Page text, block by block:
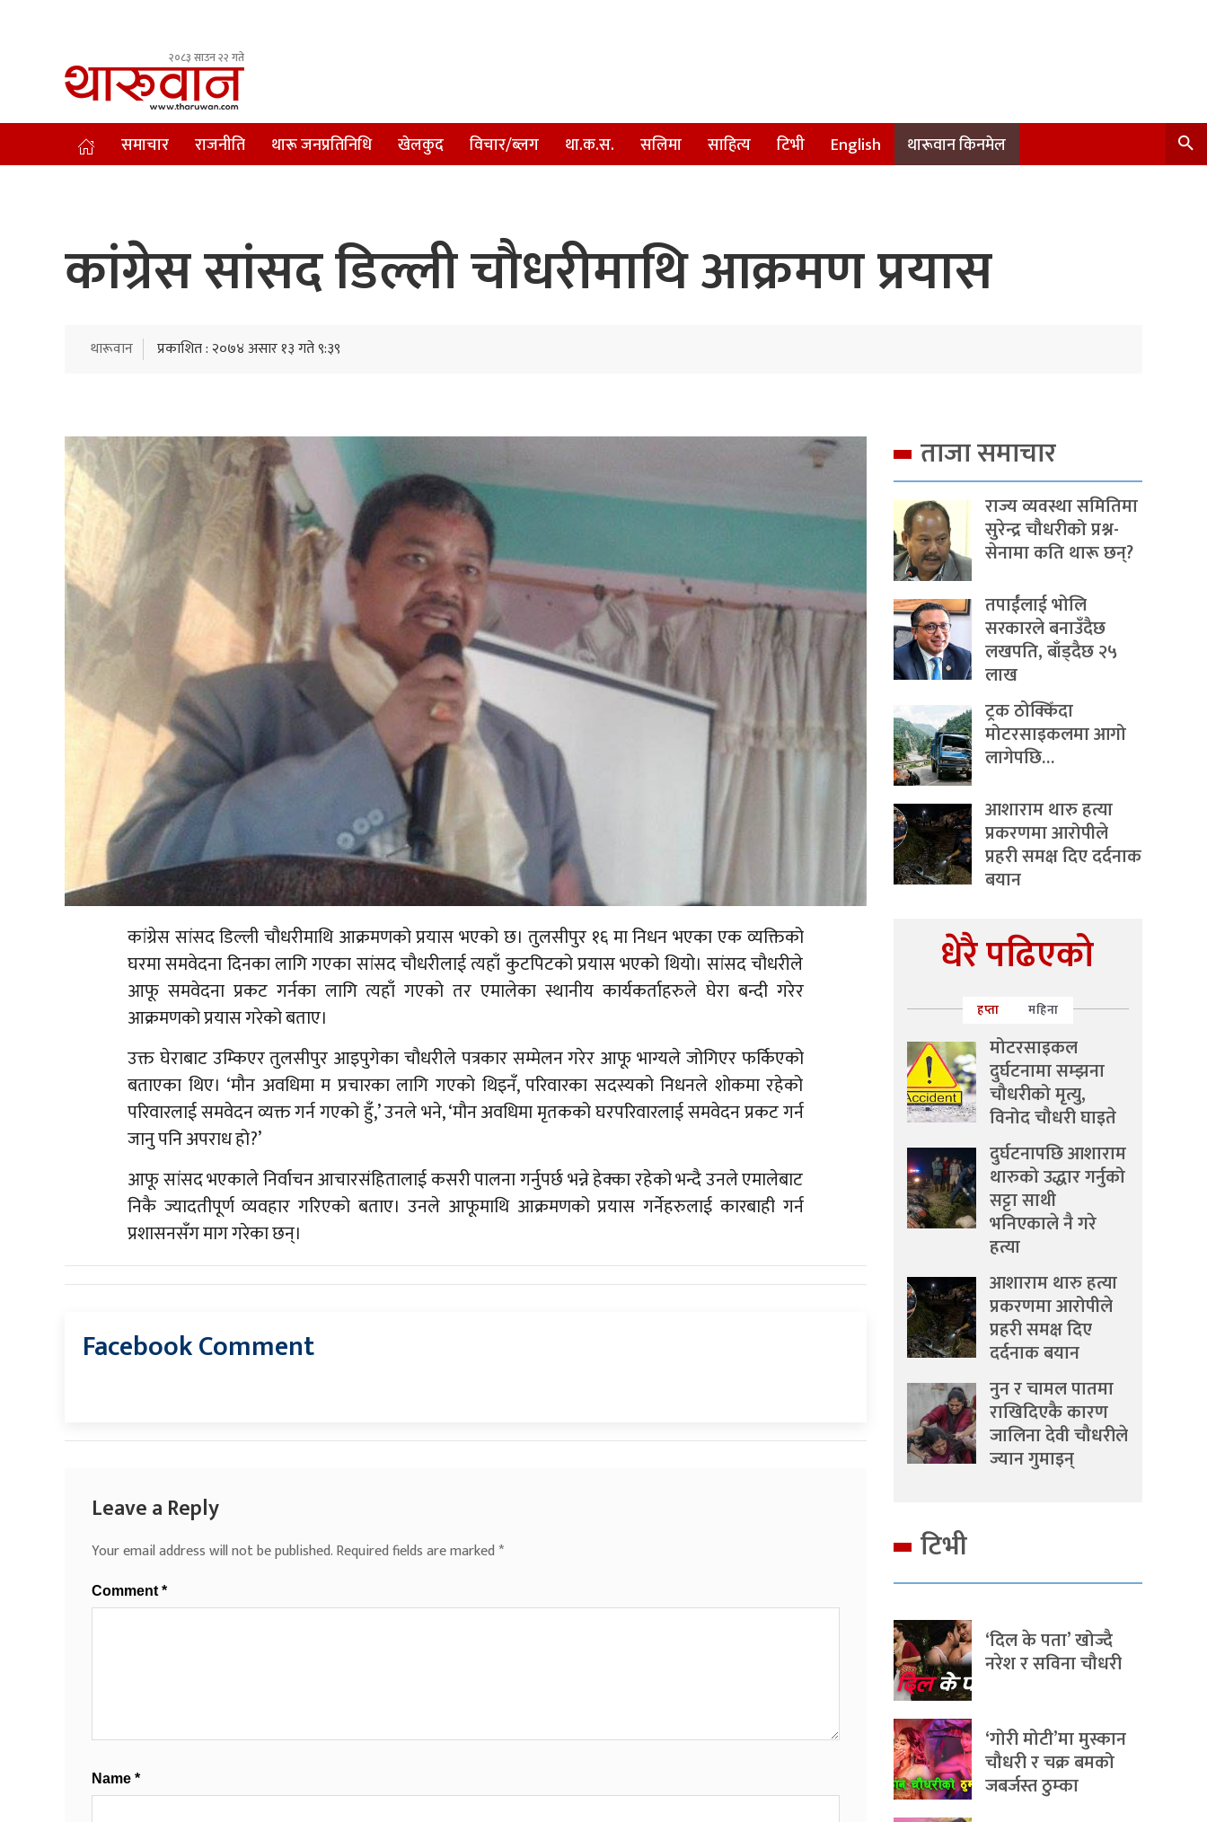
२०८३ साउन २२ गते
Leading Newsportal from Tharu Community Nepal.
समाचार राजनीति थारू जनप्रतिनिधि खेलकुद विचार/ब्लग था.क.स. सलिमा साहित्य टिभी English थारूवान किनमेल
कांग्रेस सांसद डिल्ली चौधरीमाथि आक्रमण प्रयास
थारूवान प्रकाशित : २०७४ असार १३ गते ९:३९
कांग्रेस सांसद डिल्ली चौधरीमाथि आक्रमणको प्रयास भएको छ। तुलसीपुर १६ मा निधन भएका एक व्यक्तिको
घरमा समवेदना दिनका लागि गएका सांसद चौधरीलाई त्यहाँ कुटपिटको प्रयास भएको थियो। सांसद चौधरीले
आफू समवेदना प्रकट गर्नका लागि त्यहाँ गएको तर एमालेका स्थानीय कार्यकर्ताहरुले घेरा बन्दी गरेर
आक्रमणको प्रयास गरेको बताए।
उक्त घेराबाट उम्किएर तुलसीपुर आइपुगेका चौधरीले पत्रकार सम्मेलन गरेर आफू भाग्यले जोगिएर फर्किएको
बताएका थिए। ‘मौन अवधिमा म प्रचारका लागि गएको थिइनँ, परिवारका सदस्यको निधनले शोकमा रहेको
परिवारलाई समवेदन व्यक्त गर्न गएको हुँ,’ उनले भने, ‘मौन अवधिमा मृतकको घरपरिवारलाई समवेदन प्रकट गर्न
जानु पनि अपराध हो?’
आफू सांसद भएकाले निर्वाचन आचारसंहितालाई कसरी पालना गर्नुपर्छ भन्ने हेक्का रहेको भन्दै उनले एमालेबाट
निकै ज्यादतीपूर्ण व्यवहार गरिएको बताए। उनले आफूमाथि आक्रमणको प्रयास गर्नेहरुलाई कारबाही गर्न
प्रशासनसँग माग गरेका छन्।
Facebook Comment
Leave a Reply
Your email address will not be published.Required fields are marked*
Comment *
Name *
ताजा समाचार
राज्य व्यवस्था समितिमा
सुरेन्द्र चौधरीको प्रश्न-
सेनामा कति थारू छन्?
तपाईंलाई भोलि
सरकारले बनाउँदैछ
लखपति, बाँड्दैछ २५
लाख
ट्रक ठोक्किँदा
मोटरसाइकलमा आगो
लागेपछि…
आशाराम थारु हत्या
प्रकरणमा आरोपीले
प्रहरी समक्ष दिए दर्दनाक
बयान
धेरै पढिएको
हप्ता महिना
मोटरसाइकल
दुर्घटनामा सम्झना
चौधरीको मृत्यु,
विनोद चौधरी घाइते
दुर्घटनापछि आशाराम
थारुको उद्धार गर्नुको
सट्टा साथी
भनिएकाले नै गरे
हत्या
आशाराम थारु हत्या
प्रकरणमा आरोपीले
प्रहरी समक्ष दिए
दर्दनाक बयान
नुन र चामल पातमा
राखिदिएकै कारण
जालिना देवी चौधरीले
ज्यान गुमाइन्
टिभी
‘दिल के पता’ खोज्दै
नरेश र सविना चौधरी
‘गोरी मोटी’मा मुस्कान
चौधरी र चक्र बमको
जबर्जस्त ठुम्का